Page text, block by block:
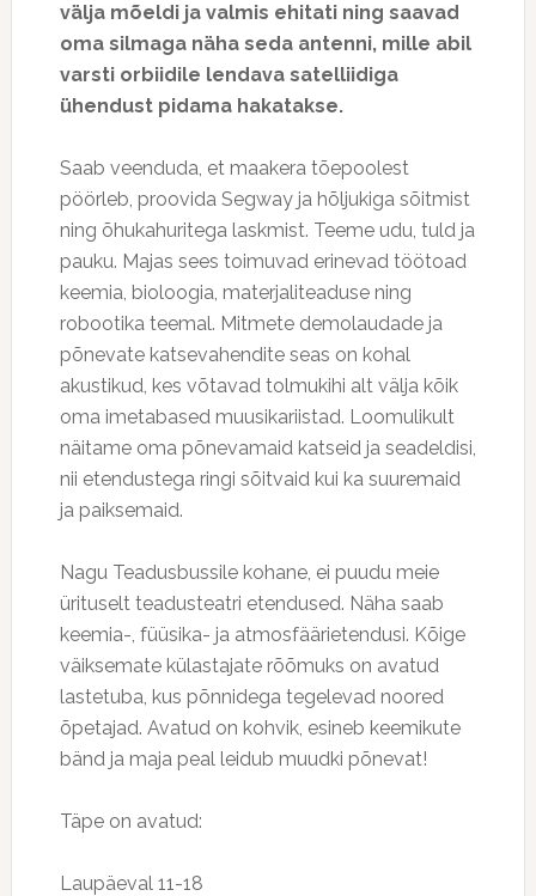
välja mõeldi ja valmis ehitati ning saavad
oma silmaga näha seda antenni, mille abil
varsti orbiidile lendava satelliidiga
ühendust pidama hakatakse.
Saab veenduda, et maakera tõepoolest
pöörleb, proovida Segway ja hõljukiga sõitmist
ning õhukahuritega laskmist. Teeme udu, tuld ja
pauku. Majas sees toimuvad erinevad töötoad
keemia, bioloogia, materjaliteaduse ning
robootika teemal. Mitmete demolaudade ja
põnevate katsevahendite seas on kohal
akustikud, kes võtavad tolmukihi alt välja kõik
oma imetabased muusikariistad. Loomulikult
näitame oma põnevamaid katseid ja seadeldisi,
nii etendustega ringi sõitvaid kui ka suuremaid
ja paiksemaid.
Nagu Teadusbussile kohane, ei puudu meie
ürituselt teadusteatri etendused. Näha saab
keemia-, füüsika- ja atmosfäärietendusi. Kõige
väiksemate külastajate rõõmuks on avatud
lastetuba, kus põnnidega tegelevad noored
õpetajad. Avatud on kohvik, esineb keemikute
bänd ja maja peal leidub muudki põnevat!
Täpe on avatud:
Laupäeval 11-18